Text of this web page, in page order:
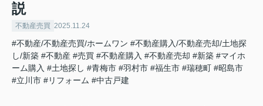
説
不動産売買 2025.11.24
#不動産/不動産売買/ホームワン #不動産購入/不動産売却/土地探
し/新築 #不動産 #売買 #不動産購入 #不動産売却 #新築 #マイホ
ーム購入 #土地探し #青梅市 #羽村市 #福生市 #瑞穂町 #昭島市
#立川市 #リフォーム #中古戸建